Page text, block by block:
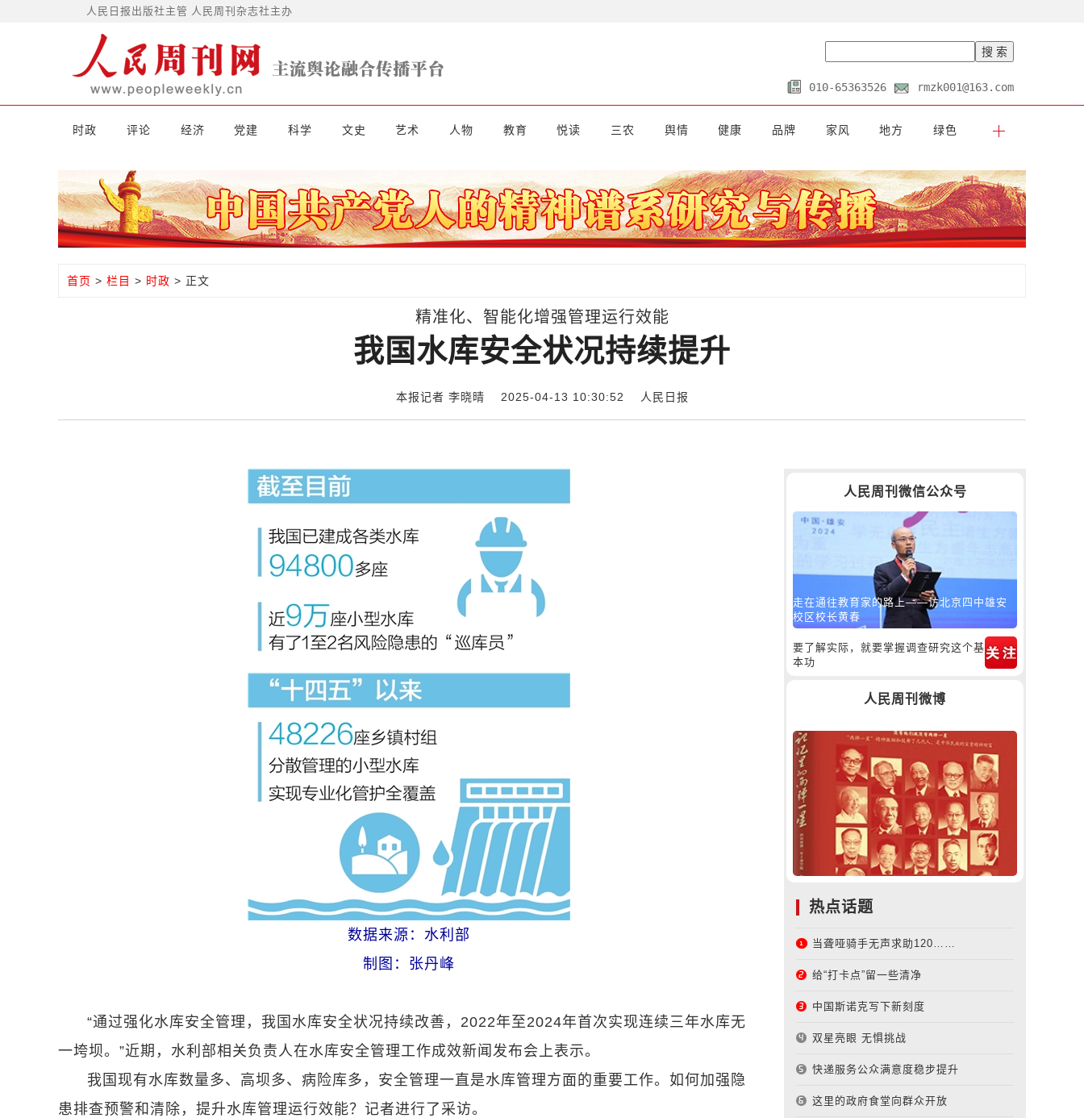
人民日报出版社主管 人民周刊杂志社主办
010-65363526 rmzk001@163.com
时政 评论 经济 党建 科学 文史 艺术 人物 教育 悦读 三农 舆情 健康 品牌 家风 地方 绿色
首页 > 栏目 > 时政 > 正文
精准化、智能化增强管理运行效能
我国水库安全状况持续提升
本报记者 李晓晴 2025-04-13 10:30:52 人民日报
数据来源：水利部
制图：张丹峰
“通过强化水库安全管理，我国水库安全状况持续改善，2022年至2024年首次实现连续三年水库无
一垮坝。”近期，水利部相关负责人在水库安全管理工作成效新闻发布会上表示。
我国现有水库数量多、高坝多、病险库多，安全管理一直是水库管理方面的重要工作。如何加强隐
患排查预警和清除，提升水库管理运行效能？记者进行了采访。
人民周刊微信公众号
走在通往教育家的路上——访北京四中雄安
校区校长黄春
要了解实际，就要掌握调查研究这个基
本功
人民周刊微博
热点话题
当聋哑骑手无声求助120……
给“打卡点”留一些清净
中国斯诺克写下新刻度
双星亮眼 无惧挑战
快递服务公众满意度稳步提升
这里的政府食堂向群众开放